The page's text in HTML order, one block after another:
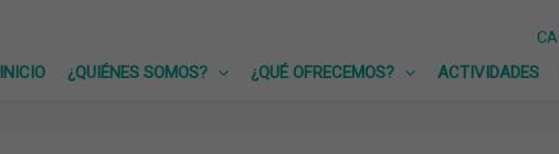
CA
INICIO
¿QUIÉNES SOMOS? ¿QUÉ OFRECEMOS? ACTIVIDADES